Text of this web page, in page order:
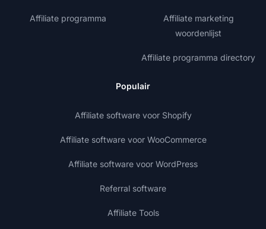
Affiliate programma
Affiliate marketing
woordenlijst
Affiliate programma directory
Populair
Affiliate software voor Shopify
Affiliate software voor WooCommerce
Affiliate software voor WordPress
Referral software
Affiliate Tools